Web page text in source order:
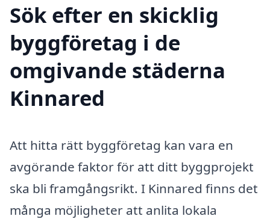
Sök efter en skicklig
byggföretag i de
omgivande städerna
Kinnared
Att hitta rätt byggföretag kan vara en
avgörande faktor för att ditt byggprojekt
ska bli framgångsrikt. I Kinnared finns det
många möjligheter att anlita lokala